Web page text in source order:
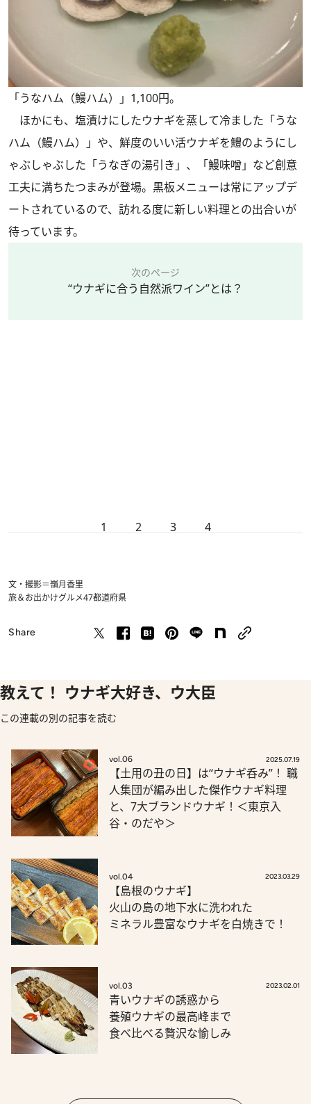
「うなハム（鰻ハム）」1,100円。
ほかにも、塩漬けにしたウナギを蒸して冷ました「うな
ハム（鰻ハム）」や、鮮度のいい活ウナギを鱧のようにし
ゃぶしゃぶした「うなぎの湯引き」、「鰻味噌」など創意
工夫に満ちたつまみが登場。黒板メニューは常にアップデ
ートされているので、訪れる度に新しい料理との出合いが
待っています。
次のページ
“ウナギに合う自然派ワイン”とは？
1 2 3 4
文・撮影＝嶺月香里
旅＆お出かけグルメ47都道府県
Share
教えて！ ウナギ大好き、ウ大臣
この連載の別の記事を読む
vol.06 2025.07.19
【土用の丑の日】は“ウナギ呑み”！ 職
人集団が編み出した傑作ウナギ料理
と、7大ブランドウナギ！＜東京入
谷・のだや＞
vol.04 2023.03.29
【島根のウナギ】
火山の島の地下水に洗われた
ミネラル豊富なウナギを白焼きで！
vol.03 2023.02.01
青いウナギの誘惑から
養殖ウナギの最高峰まで
食べ比べる贅沢な愉しみ